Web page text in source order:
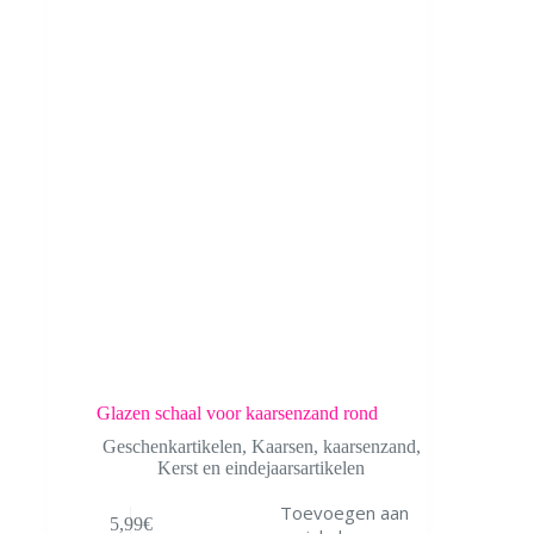
Glazen schaal voor kaarsenzand rond
Geschenkartikelen, Kaarsen, kaarsenzand,
Kerst en eindejaarsartikelen
5,99€
Toevoegen aan